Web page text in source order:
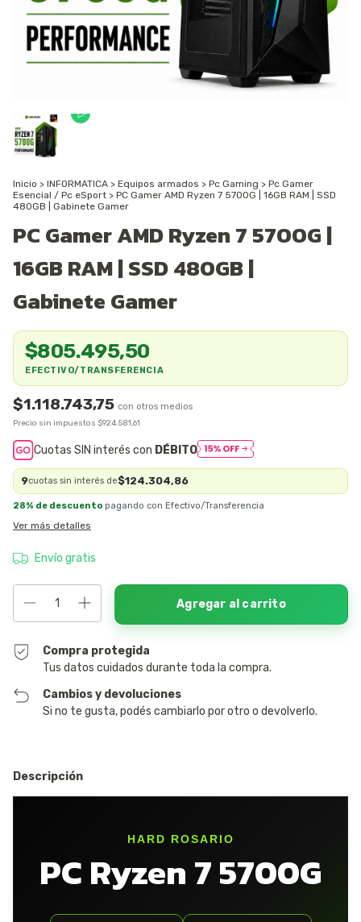
Inicio > INFORMATICA > Equipos armados > Pc Gaming > Pc Gamer
Esencial / Pc eSport > PC Gamer AMD Ryzen 7 5700G | 16GB RAM | SSD
480GB | Gabinete Gamer
PC Gamer AMD Ryzen 7 5700G |
16GB RAM | SSD 480GB |
Gabinete Gamer
$1.118.743,75
Precio sin impuestos $924.581,61
$805.495,50
EFECTIVO/TRANSFERENCIA
Cuotas SIN interés con DÉBITO
9cuotas sin interés de$124.304,86
28% de descuento pagando con Efectivo/Transferencia
Ver más detalles
Envío gratis
Compra protegida
Tus datos cuidados durante toda la compra.
Cambios y devoluciones
Si no te gusta, podés cambiarlo por otro o devolverlo.
Descripción
HARD ROSARIO
PC Ryzen 7 5700G